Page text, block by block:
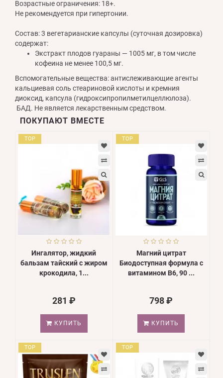
Возрастные ограничения: 18+.
Не рекомендуется при гипертонии.
Состав: 3 вегетарианские капсулы (суточная дозировка)
содержат:
Экстракт плодов гуараны — 1005 мг, в том числе
кофеина не менее 100,5 мг.
Вспомогательные вещества: антислеживающие агенты
кальциевая соль стеариновой кислоты и кремния
диоксид, капсула (гидроксипропилметилцеллюлоза).
БАД. Не является лекарственным средством.
ПОКУПАЮТ ВМЕСТЕ
TOP
Ингалятор, жидкий
бальзам тайский с жиром
крокодила, 1...
281 ₽
КУПИТЬ
TOP
Магний цитрат
Биодоступная формула с
витамином В6, 90 ...
798 ₽
КУПИТЬ
TOP TOP